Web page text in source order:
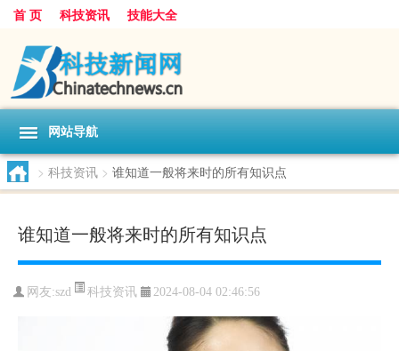
首 页 科技资讯 技能大全
网站导航
> 科技资讯 > 谁知道一般将来时的所有知识点
谁知道一般将来时的所有知识点
网友:szd 科技资讯 2024-08-04 02:46:56